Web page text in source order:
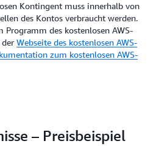
Kontingent muss innerhalb von
des Kontos verbraucht werden.
des kostenlosen AWS-
Webseite des kostenlosen AWS-
zum kostenlosen AWS-
– Preisbeispiel